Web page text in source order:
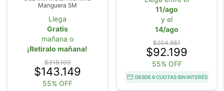
Manguera 5M
Llega
Gratis
mañana o
¡Retiralo mañana!
$318.109
$143.149
55% OFF
11/ago
y el
14/ago
$204.887
$92.199
55% OFF
DESDE 6 CUOTAS SIN INTERÉS